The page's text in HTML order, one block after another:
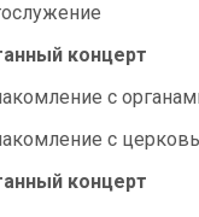
концерт
с
с
концерт